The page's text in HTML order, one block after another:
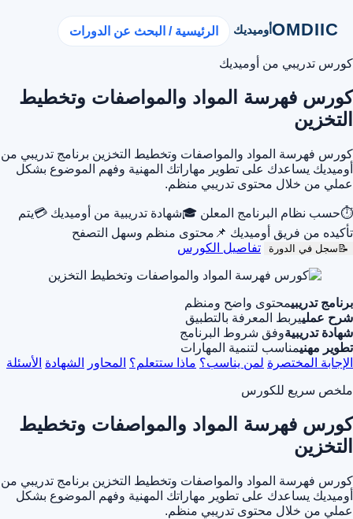
OMDIICأوميديك الرئيسية / البحث عن الدورات
كورس تدريبي من أوميديك
كورس فهرسة المواد والمواصفات وتخطيط
التخزين
كورس فهرسة المواد والمواصفات وتخطيط التخزين برنامج تدريبي من
أوميديك يساعدك على تطوير مهاراتك المهنية وفهم الموضوع بشكل
عملي من خلال محتوى تدريبي منظم.
⏱حسب نظام البرنامج المعلن 🎓شهادة تدريبية من أوميديك 💳يتم
تأكيده من فريق أوميديك 📌 محتوى منظم وسهل التصفح
📝 سجل في الدورة تفاصيل الكورس
برنامج تدريبيمحتوى واضح ومنظم
شرح عملييربط المعرفة بالتطبيق
شهادة تدريبيةوفق شروط البرنامج
تطوير مهنيمناسب لتنمية المهارات
الإجابة المختصرة لمن يناسب؟ ماذا ستتعلم؟ المحاور الشهادة الأسئلة
ملخص سريع للكورس
كورس فهرسة المواد والمواصفات وتخطيط
التخزين
كورس فهرسة المواد والمواصفات وتخطيط التخزين برنامج تدريبي من
أوميديك يساعدك على تطوير مهاراتك المهنية وفهم الموضوع بشكل
عملي من خلال محتوى تدريبي منظم.